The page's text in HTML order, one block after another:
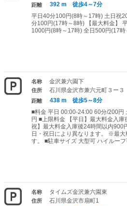
距離
392 m 徒歩4～7分
平日40分100円(8時～17時) 土日祝
分100円(17時～8時) 【最大料金】
1000円(8時～17時) 全日500円(17時
名称 金沢兼六園下
住所 石川県金沢市兼六元町３ー３
距離
438 m 徒歩5～8分
■料金 平日 00:00-24:00 60分/200円
円 ■上限料金 【平日】最大料金入
祝】最大料金入庫後24時間以内
日・祝日により異なります。 ※最大
す。 ■駐車サイズ 大型可 ハイルー
名称 タイムズ金沢兼六園東
住所 石川県金沢市扇町1